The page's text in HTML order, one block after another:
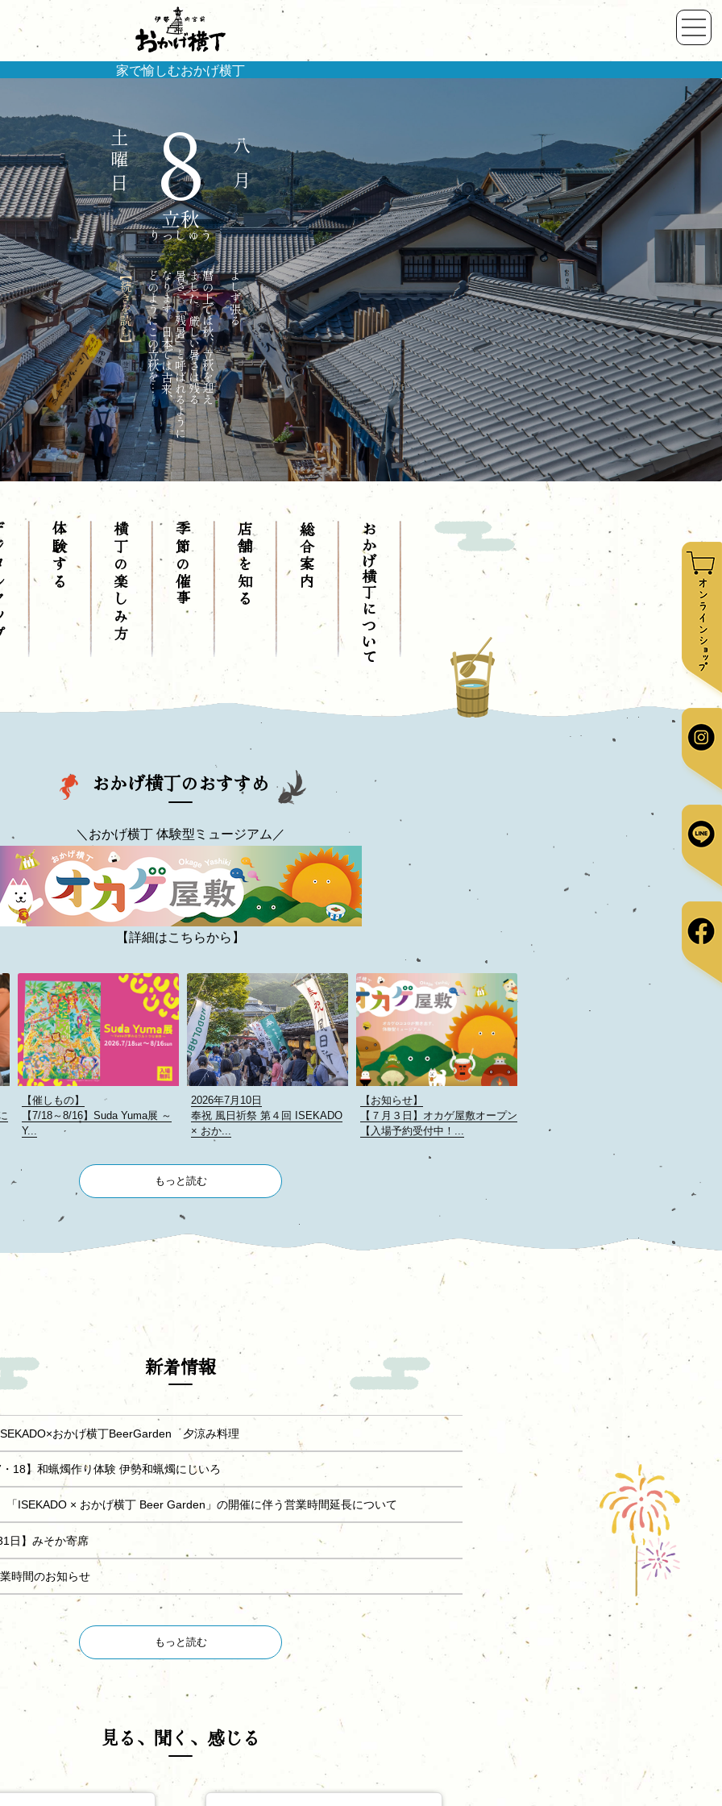
家で愉しむおかげ横丁
八 月
8
土 曜 日
立秋
りっしゅう
よしず張る
暦の上では秋、立秋を迎え
ました。厳しい暑さは残る
暑さ、「残暑」と呼ばれるように
なります。日本では古来、
どのようにこの立秋を…
【続きを読む】
おかげ横丁について
総合案内
店舗を知る
季節の催事
横丁の楽しみ方
体験する
プ
おかげ横丁のおすすめ
＼おかげ横丁 体験型ミュージアム／
【詳細はこちらから】
【催しもの】
【7/18～8/16】Suda Yuma展 ～
Y...
2026年7月10日
奉祝 風日祈祭 第４回 ISEKADO
× おか...
【お知らせ】
【７月３日】オカゲ屋敷オープン
【入場予約受付中！...
もっと読む
新着情報
おかげ横丁BeerGarden 夕涼み料理
18】和蝋燭作り体験 伊勢和蝋燭にじいろ
ISEKADO × おかげ横丁 Beer Garden」の開催に伴う営業時間延長について
日】みそか寄席
時間のお知らせ
もっと読む
見る、聞く、感じる